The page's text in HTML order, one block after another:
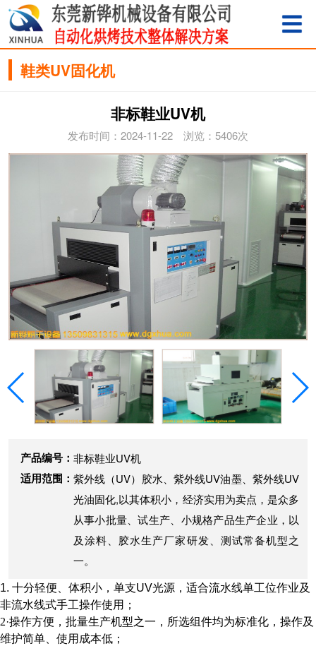
鞋类UV固化机
非标鞋业UV机
发布时间：2024-11-22 浏览：5406次
产品编号： 非标鞋业UV机
适用范围： 紫外线（UV）胶水、紫外线UV油墨、紫外线UV
光油固化,以其体积小，经济实用为卖点，是众多
从事小批量、试生产、小规格产品生产企业，以
及涂料、胶水生产厂家研发、测试常备机型之
一。
1. 十分轻便、体积小，单支UV光源，适合流水线单工位作业及
非流水线式手工操作使用；
2·操作方便，批量生产机型之一，所选组件均为标准化，操作及
维护简单、使用成本低；